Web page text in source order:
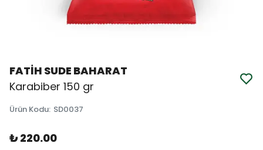
FATİH SUDE BAHARAT
Karabiber 150 gr
Ürün Kodu: SD0037
₺ 220.00